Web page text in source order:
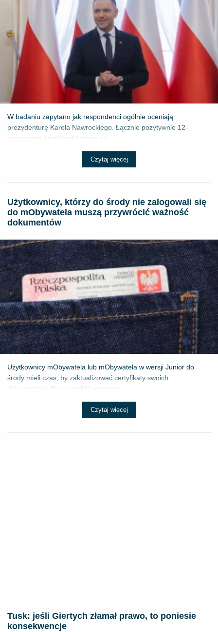
W badaniu zapytano jak respondenci ogólnie oceniają
prezydenturę Karola Nawrockiego. Łącznie pozytywnie 12-
miesięczną działalność głowy pa...
Czytaj więcej
Użytkownicy, którzy do środy nie zalogowali się
do mObywatela muszą przywrócić ważność
dokumentów
Użytkownicy mObywatela lub mObywatela w wersji Junior do
środy mieli czas, by zaktualizować certyfikaty swoich
dokumentów. Aby to zrobić wystarcz...
Czytaj więcej
Tusk: jeśli Giertych złamał prawo, to poniesie
konsekwencje